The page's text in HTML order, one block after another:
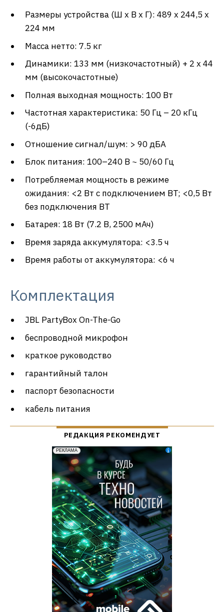
Размеры устройства (Ш x В x Г): 489 х 244,5 х
224 мм
Масса нетто: 7.5 кг
Динамики: 133 мм (низкочастотный) + 2 x 44
мм (высокочастотные)
Полная выходная мощность: 100 Вт
Частотная характеристика: 50 Гц – 20 кГц
(-6дБ)
Отношение сигнал/шум: > 90 дБА
Блок питания: 100–240 В ~ 50/60 Гц
Потребляемая мощность в режиме
ожидания: <2 Вт с подключением BT; <0,5 Вт
без подключения BT
Батарея: 18 Вт (7.2 В, 2500 мАч)
Время заряда аккумулятора: <3.5 ч
Время работы от аккумулятора: <6 ч
Комплектация
JBL PartyBox On-The-Go
беспроводной микрофон
краткое руководство
гарантийный талон
паспорт безопасности
кабель питания